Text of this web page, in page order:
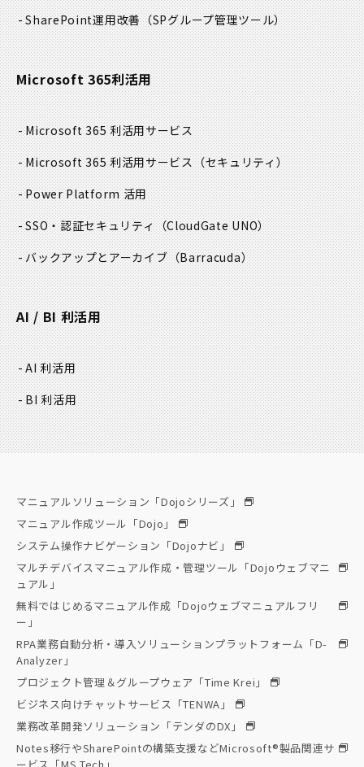
SharePoint運用改善（SPグループ管理ツール）
Microsoft 365利活用
Microsoft 365 利活用サービス
Microsoft 365 利活用サービス（セキュリティ）
Power Platform 活用
SSO・認証セキュリティ（CloudGate UNO）
バックアップとアーカイブ（Barracuda）
AI / BI 利活用
AI 利活用
BI 利活用
マニュアルソリューション「Dojoシリーズ」
マニュアル作成ツール「Dojo」
システム操作ナビゲーション「Dojoナビ」
マルチデバイスマニュアル作成・管理ツール「Dojoウェブマニ
ュアル」
無料ではじめるマニュアル作成「Dojoウェブマニュアルフリ
ー」
RPA業務自動分析・導入ソリューションプラットフォーム「D-
Analyzer」
プロジェクト管理＆グループウェア「Time Krei」
ビジネス向けチャットサービス「TENWA」
業務改革開発ソリューション「テンダのDX」
Notes移行やSharePointの構築支援などMicrosoft®製品関連サ